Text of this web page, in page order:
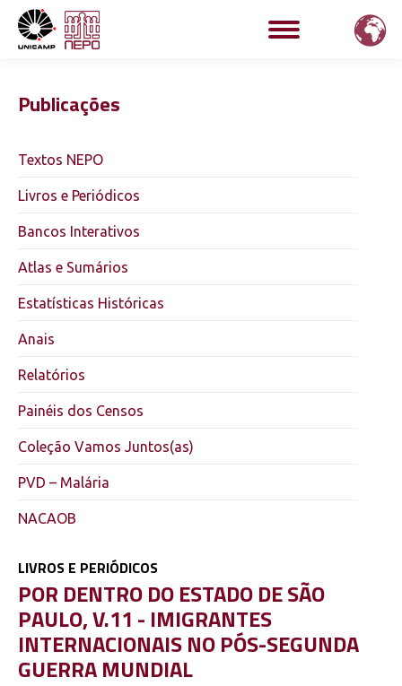
Publicações
Textos NEPO
Livros e Periódicos
Bancos Interativos
Atlas e Sumários
Estatísticas Históricas
Anais
Relatórios
Painéis dos Censos
Coleção Vamos Juntos(as)
PVD – Malária
NACAOB
LIVROS E PERIÓDICOS
POR DENTRO DO ESTADO DE SÃO
PAULO, V.11 - IMIGRANTES
INTERNACIONAIS NO PÓS-SEGUNDA
GUERRA MUNDIAL